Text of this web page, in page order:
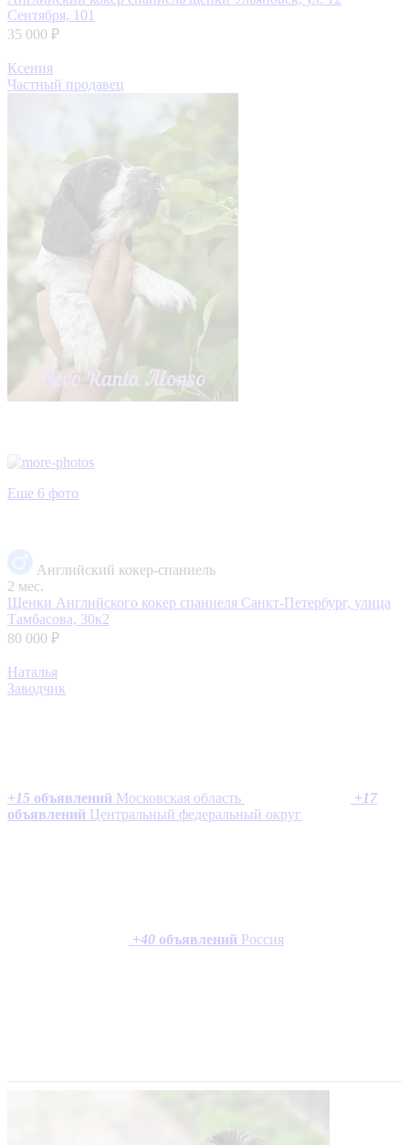
Сентября, 101
35 000 ₽
Ксения
Частный продавец
Еще 6 фото
Английский кокер-спаниель
2 мес.
Щенки Английского кокер спаниеля Санкт-Петербург, улица
Тамбасова, 30к2
80 000 ₽
Наталья
Заводчик
+15 объявлений Московская область +17
объявлений Центральный федеральный округ
+40 объявлений Россия